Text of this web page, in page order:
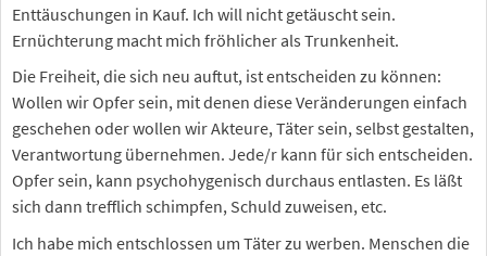
Enttäuschungen in Kauf. Ich will nicht getäuscht sein.
Ernüchterung macht mich fröhlicher als Trunkenheit.
Die Freiheit, die sich neu auftut, ist entscheiden zu können:
Wollen wir Opfer sein, mit denen diese Veränderungen einfach
geschehen oder wollen wir Akteure, Täter sein, selbst gestalten,
Verantwortung übernehmen. Jede/r kann für sich entscheiden.
Opfer sein, kann psychohygenisch durchaus entlasten. Es läßt
sich dann trefflich schimpfen, Schuld zuweisen, etc.
Ich habe mich entschlossen um Täter zu werben. Menschen die